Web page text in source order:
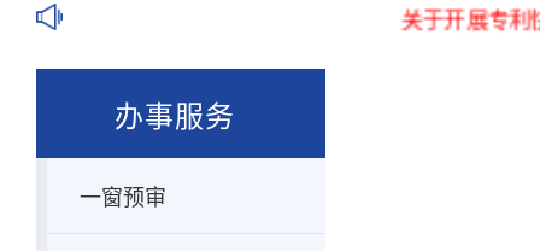
关于开展专利快速预
办事服务
一窗预审